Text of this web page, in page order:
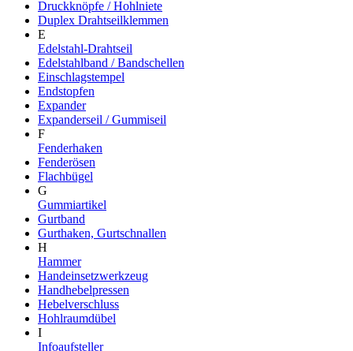
Druckknöpfe / Hohlniete
Duplex Drahtseilklemmen
E
Edelstahl-Drahtseil
Edelstahlband / Bandschellen
Einschlagstempel
Endstopfen
Expander
Expanderseil / Gummiseil
F
Fenderhaken
Fenderösen
Flachbügel
G
Gummiartikel
Gurtband
Gurthaken, Gurtschnallen
H
Hammer
Handeinsetzwerkzeug
Handhebelpressen
Hebelverschluss
Hohlraumdübel
I
Infoaufsteller